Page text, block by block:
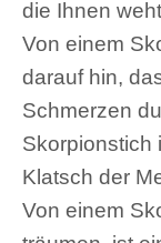
die Ihnen
Von einem
darauf hin,
Schmerzen
Skorpionstich
Klatsch der
Von einem